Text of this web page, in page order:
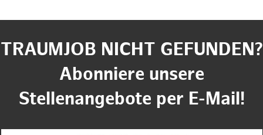
TRAUMJOB NICHT GEFUNDEN?
Abonniere unsere
Stellenangebote per E-Mail!